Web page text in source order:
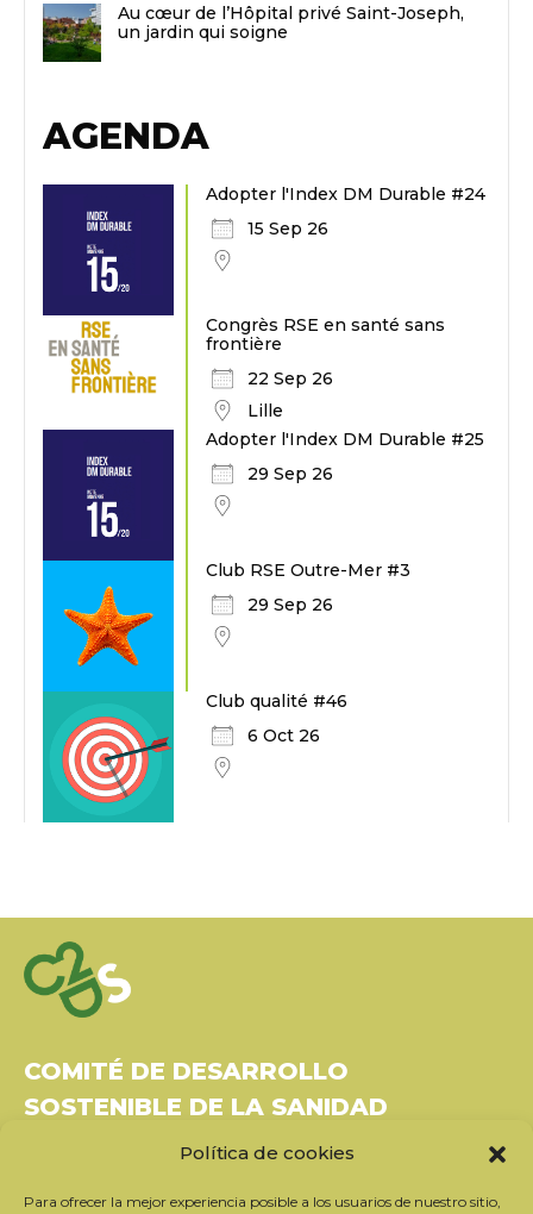
Política de cookies
Para ofrecer la mejor experiencia posible a los usuarios de nuestro sitio,
Au cœur de l’Hôpital privé Saint-Joseph,
un jardin qui soigne
AGENDA
Adopter l'Index DM Durable #24
15 Sep 26
Congrès RSE en santé sans
frontière
22 Sep 26
Lille
Adopter l'Index DM Durable #25
29 Sep 26
Club RSE Outre-Mer #3
29 Sep 26
Club qualité #46
6 Oct 26
COMITÉ DE DESARROLLO
SOSTENIBLE DE LA SANIDAD
Bâtiment Le Rubixco, 1 rue Bernard Maris